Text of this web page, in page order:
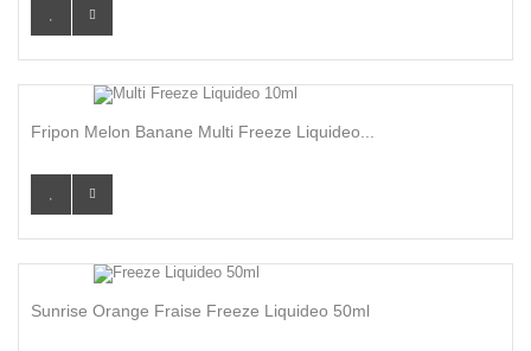
Fripon Melon Banane Multi Freeze Liquideo...
Sunrise Orange Fraise Freeze Liquideo 50ml